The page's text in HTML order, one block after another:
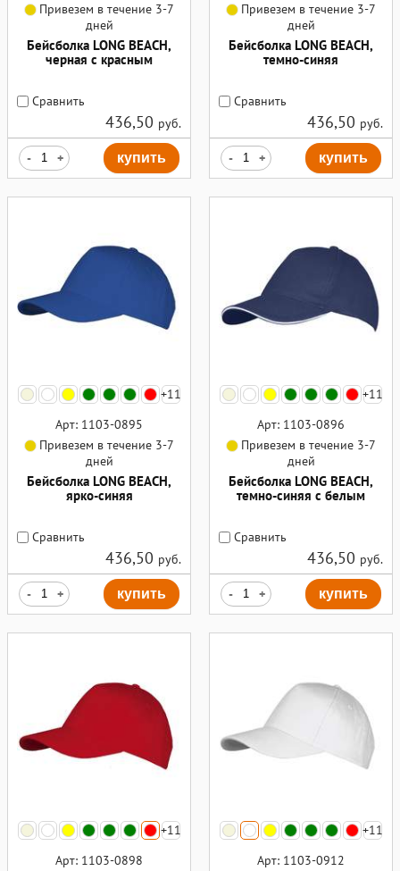
Привезем в течение 3-7
дней
Бейсболка LONG BEACH,
черная с красным
Сравнить
436,50 руб.
- + купить
Привезем в течение 3-7
дней
Бейсболка LONG BEACH,
темно-синяя
Сравнить
436,50 руб.
- + купить
+11
Арт: 1103-0895
Привезем в течение 3-7
дней
Бейсболка LONG BEACH,
ярко-синяя
Сравнить
436,50 руб.
- + купить
+11
Арт: 1103-0896
Привезем в течение 3-7
дней
Бейсболка LONG BEACH,
темно-синяя с белым
Сравнить
436,50 руб.
- + купить
+11
Арт: 1103-0898
+11
Арт: 1103-0912